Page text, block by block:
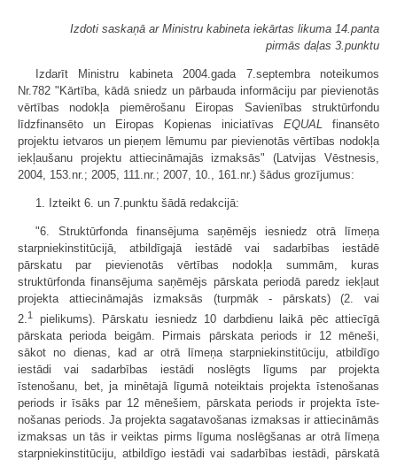
Izdoti saskaņā ar Ministru kabineta iekārtas likuma 14.panta
pirmās daļas 3.punktu
Izdarīt Ministru kabineta 2004.gada 7.septembra noteikumos
Nr.782 "Kārtība, kādā sniedz un pārbauda informāciju par pievienotās
vērtības nodokļa piemērošanu Eiropas Savienības struktūrfondu
līdzfinansēto un Eiropas Kopienas iniciatīvas EQUAL finansēto
projektu ietvaros un pieņem lēmumu par pievienotās vērtības nodokļa
iekļaušanu projektu attiecināmajās izmaksās" (Latvijas Vēstnesis,
2004, 153.nr.; 2005, 111.nr.; 2007, 10., 161.nr.) šādus grozījumus:
1. Izteikt 6. un 7.punktu šādā redakcijā:
"6. Struktūrfonda finansējuma saņēmējs iesniedz otrā līmeņa
starpniek­institūcijā, atbildīgajā iestādē vai sadarbības iestādē
pārskatu par pievienotās vērtības nodokļa summām, kuras
struktūrfonda finansējuma saņēmējs pārskata periodā paredz iekļaut
projekta attiecināmajās izmaksās (turpmāk - pārskats) (2. vai
2.1
pielikums). Pārskatu iesniedz 10 darbdienu laikā pēc attiecīgā
pārskata perioda beigām. Pirmais pārskata periods ir 12 mēneši,
sākot no dienas, kad ar otrā līmeņa starpniekinstitūciju, atbildīgo
iestādi vai sadarbības iestādi noslēgts līgums par projekta
īstenošanu, bet, ja minētajā līgumā noteiktais projekta īstenošanas
periods ir īsāks par 12 mēnešiem, pārskata periods ir projekta īste­
nošanas periods. Ja projekta sagatavošanas izmaksas ir attiecināmās
izmaksas un tās ir veiktas pirms līguma noslēgšanas ar otrā līmeņa
starpniekinstitūciju, atbildīgo iestādi vai sadarbības iestādi, pārskatā